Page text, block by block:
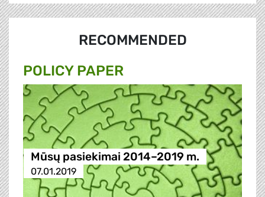
RECOMMENDED
POLICY PAPER
Mūsų pasiekimai 2014–2019 m.
07.01.2019